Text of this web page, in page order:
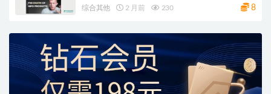
综合其他 2 月前 230 8